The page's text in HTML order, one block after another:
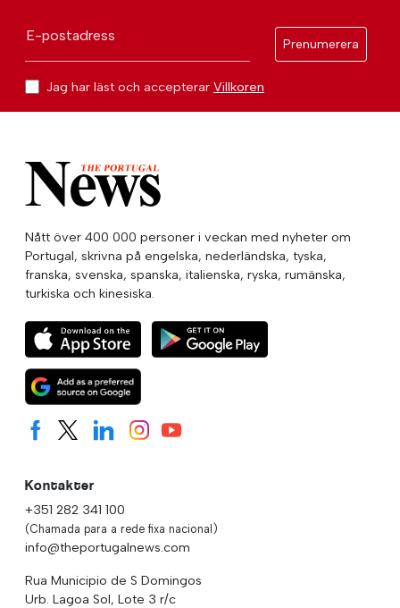
E-postadress
Prenumerera
Jag har läst och accepterar Villkoren
Nått över 400 000 personer i veckan med nyheter om
Portugal, skrivna på engelska, nederländska, tyska,
franska, svenska, spanska, italienska, ryska, rumänska,
turkiska och kinesiska.
Kontakter
+351 282 341 100
(Chamada para a rede fixa nacional)
info@theportugalnews.com
Rua Municipio de S Domingos
Urb. Lagoa Sol, Lote 3 r/c